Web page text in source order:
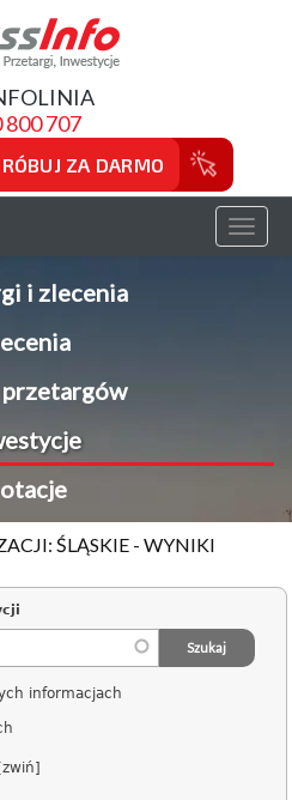
800 707
ZA DARMO
Toggle
i zlecenia
ŚLĄSKIE - WYNIKI
informacjach